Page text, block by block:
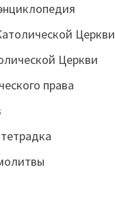
Церкви
Церкви
права